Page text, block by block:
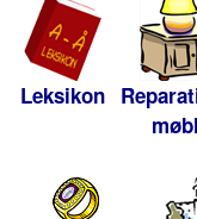
Leksikon